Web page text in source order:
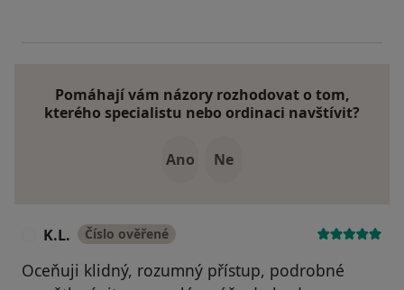
Pomáhají vám názory rozhodovat o tom,
kterého specialistu nebo ordinaci navštívit?
Ano Ne
K.L. Číslo ověřené
Oceňuji klidný, rozumný přístup, podrobné